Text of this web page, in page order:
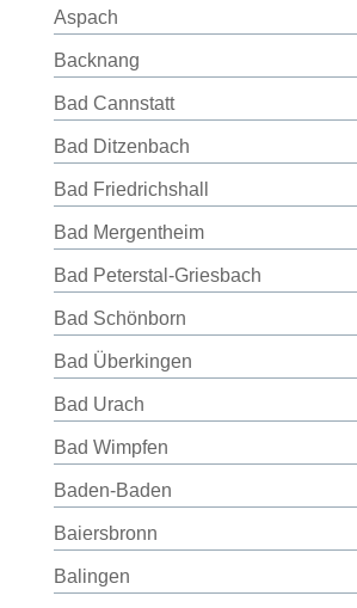
Aspach
Backnang
Bad Cannstatt
Bad Ditzenbach
Bad Friedrichshall
Bad Mergentheim
Bad Peterstal-Griesbach
Bad Schönborn
Bad Überkingen
Bad Urach
Bad Wimpfen
Baden-Baden
Baiersbronn
Balingen